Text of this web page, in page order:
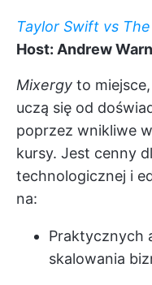
Taylor Swift vs
Host: Andrew
Mixergy to
uczą się od
poprzez wnikliwe
kursy. Jest cenny
technologicznej i
na:
Praktycznych
skalowania